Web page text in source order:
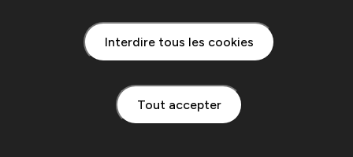
Tout accepter
Interdire tous les cookies